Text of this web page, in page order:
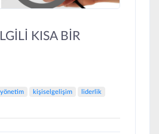
KISA BİR
yönetim kişiselgelişim
liderlik